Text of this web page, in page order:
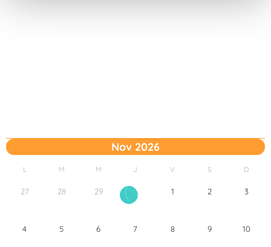
Nov 2026
L M M J V S D
27 28 29 30 1 2 3
4 5 6 7 8 9 10